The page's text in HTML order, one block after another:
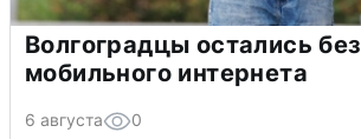
Волгоградцы остались без
мобильного интернета
6 августа 0